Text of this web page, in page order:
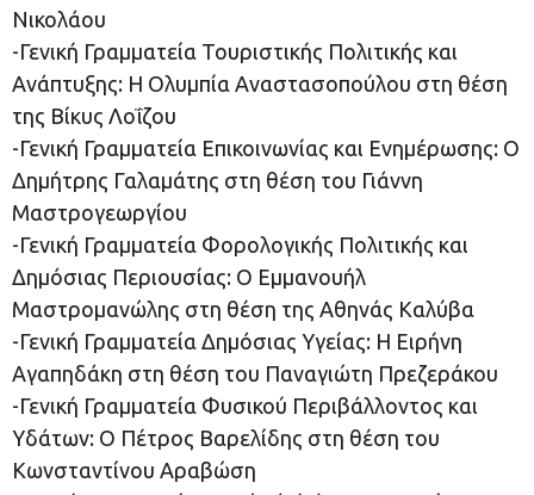
Νικολάου
-Γενική Γραμματεία Τουριστικής Πολιτικής και
Ανάπτυξης: Η Ολυμπία Αναστασοπούλου στη θέση
της Βίκυς Λοΐζου
-Γενική Γραμματεία Επικοινωνίας και Ενημέρωσης: Ο
Δημήτρης Γαλαμάτης στη θέση του Γιάννη
Μαστρογεωργίου
-Γενική Γραμματεία Φορολογικής Πολιτικής και
Δημόσιας Περιουσίας: Ο Εμμανουήλ
Μαστρομανώλης στη θέση της Αθηνάς Καλύβα
-Γενική Γραμματεία Δημόσιας Υγείας: Η Ειρήνη
Αγαπηδάκη στη θέση του Παναγιώτη Πρεζεράκου
-Γενική Γραμματεία Φυσικού Περιβάλλοντος και
Υδάτων: Ο Πέτρος Βαρελίδης στη θέση του
Κωνσταντίνου Αραβώση